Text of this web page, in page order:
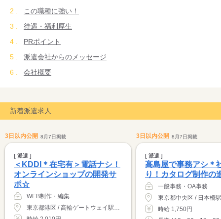
この職種に強い！
待遇・福利厚生
PRポイント
派遣会社からのメッセージ
会社概要
新着派遣求人
3日以内公開 8月7日掲載
[ 派遣 ]
＜KDDI＊在宅有＞電話ナシ！
オンラインショップの開発サ
ポ☆
WEB制作・編集
東京都港区 / 高輪ゲートウェイ駅（徒歩1分）
3日以内公開 8月7日掲載
[ 派遣 ]
高島屋で事務アシ＊
り！カタログ制作の
一般事務・OA事務
時給 1,750円